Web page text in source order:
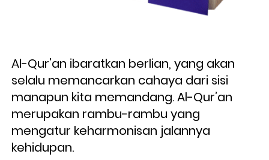
Al-Qur’an ibaratkan berlian, yang akan
selalu memancarkan cahaya dari sisi
manapun kita memandang. Al-Qur’an
merupakan rambu-rambu yang
mengatur keharmonisan jalannya
kehidupan.